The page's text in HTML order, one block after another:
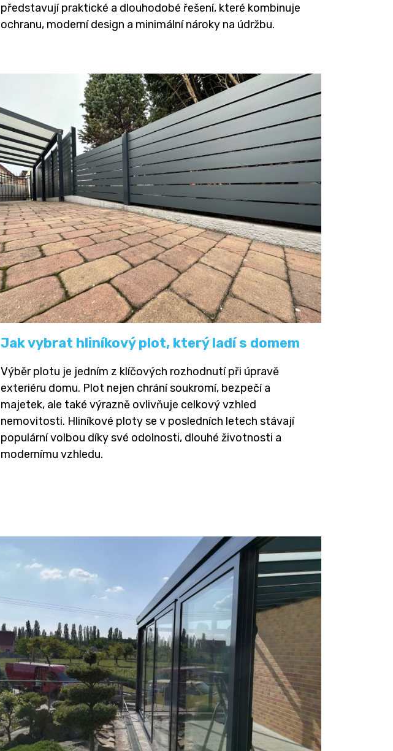
představují praktické a dlouhodobé řešení, které kombinuje
ochranu, moderní design a minimální nároky na údržbu.
Jak vybrat hliníkový plot, který ladí s domem
Výběr plotu je jedním z klíčových rozhodnutí při úpravě
exteriéru domu. Plot nejen chrání soukromí, bezpečí a
majetek, ale také výrazně ovlivňuje celkový vzhled
nemovitosti. Hliníkové ploty se v posledních letech stávají
populární volbou díky své odolnosti, dlouhé životnosti a
modernímu vzhledu.